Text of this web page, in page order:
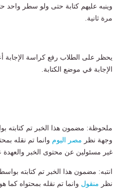
وينبه عليهم كتابة حتى ولو سطر واحد
مرة ثانية.
يحظر على الطلاب رفع كراسة
الإجابة في موضع الكتابة.
ملحوظة: مضمون هذا الخبر تم كتابته
وجهة نظر مصر اليوم وانما تم نقله
غير مسئولين عن محتوى الخبر
انتبه: مضمون هذا الخبر تم كتابته
نظر منقول وانما تم نقله بمحتواه كما